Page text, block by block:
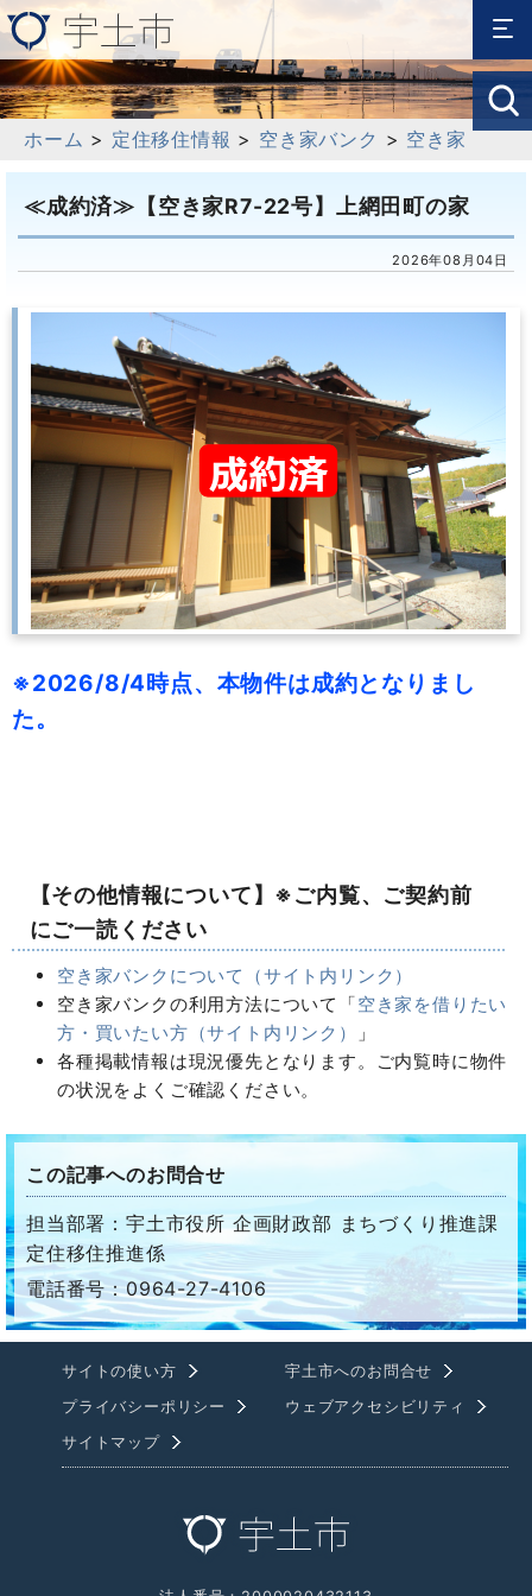
ホーム > 定住移住情報 > 空き家バンク > 空き家
≪成約済≫【空き家R7-22号】上網田町の家
2026年08月04日
※2026/8/4時点、本物件は成約となりまし
た。
【その他情報について】※ご内覧、ご契約前
にご一読ください
空き家バンクについて（サイト内リンク）
空き家バンクの利用方法について「空き家を借りたい
方・買いたい方（サイト内リンク）
」
各種掲載情報は現況優先となります。ご内覧時に物件
の状況をよくご確認ください。
この記事へのお問合せ
担当部署：宇土市役所 企画財政部 まちづくり推進課
定住移住推進係
電話番号：0964-27-4106
サイトの使い方
宇土市へのお問合せ
プライバシーポリシー
ウェブアクセシビリティ
サイトマップ